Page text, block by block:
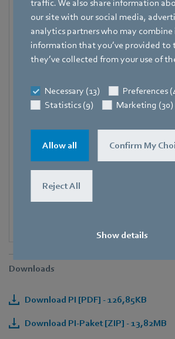
traffic. We also share information
our site with our social media,
analytics partners who may
information that you’ve provided to
they’ve collected from your use of
Necessary (13)
Preferences
Statistics (9)
Marketing (30)
Allow all Confirm My
Reject All
Show details
Adresse
Bachmühle 2,74673 Mulfingen,
Telefon
+49 7938 81-7105
+49 7938 81-97105
+49 171 3624067
Downloads
Download PI [PDF] - 126,85KB
Download PI-Paket [ZIP] - 13,82MB